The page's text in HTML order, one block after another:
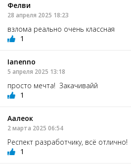
Фелви
28 апреля 2025 18:23
взлома реально очень классная
1
Ianenno
5 апреля 2025 13:18
просто мечта! Закачивайй
1
Аалеок
2 марта 2025 06:54
Респект разработчику, всё отлично!
1